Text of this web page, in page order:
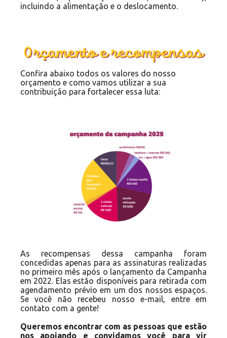
incluindo a alimentação e o deslocamento.
Confira abaixo todos os valores do nosso
orçamento e como vamos utilizar a sua
contribuição para fortalecer essa luta:
As recompensas dessa campanha foram
concedidas apenas para as assinaturas realizadas
no primeiro mês após o lançamento da Campanha
em 2022. Elas estão disponíveis para retirada com
agendamento prévio em um dos nossos espaços.
Se você não recebeu nosso e-mail, entre em
contato com a gente!
Queremos encontrar com as pessoas que estão
nos apoiando e convidamos você para vir